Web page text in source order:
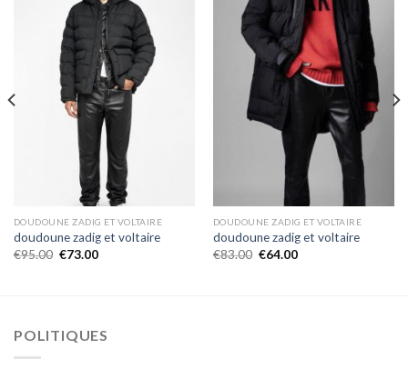
DOUDOUNE ZADIG ET VOLTAIRE
doudoune zadig et voltaire
€95.00 €73.00
DOUDOUNE ZADIG ET VOLTAIRE
doudoune zadig et voltaire
€83.00 €64.00
POLITIQUES